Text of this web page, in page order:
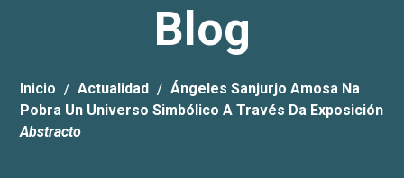
Blog
Inicio Actualidad
Ángeles Sanjurjo Amosa Na
Pobra Un Universo Simbólico A Través Da Exposición
Abstracto